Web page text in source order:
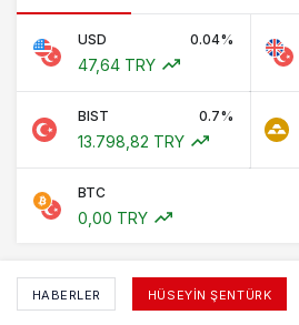
USD 0.04%
47,64 TRY
BIST 0.7%
13.798,82 TRY
BTC
0,00 TRY
HABERLER HÜSEYIN ŞENTÜRK